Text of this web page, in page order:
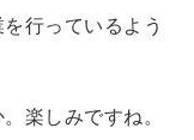
行っているよう
楽しみですね。